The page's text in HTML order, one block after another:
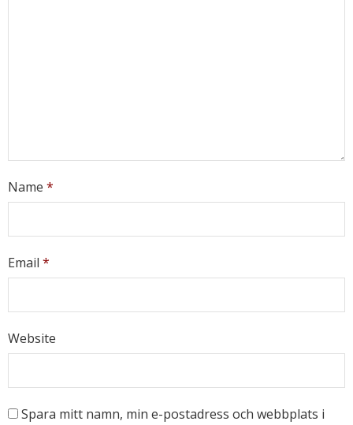
Name *
Email *
Website
Spara mitt namn, min e-postadress och webbplats i